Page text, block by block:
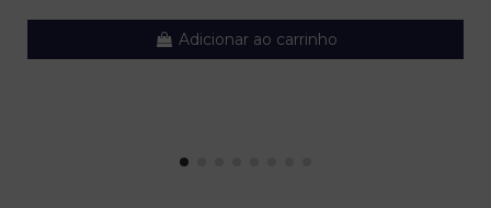
Adicionar ao carrinho